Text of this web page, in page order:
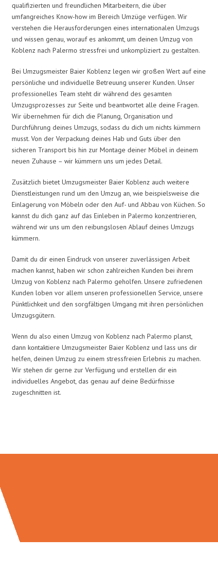
qualifizierten und freundlichen Mitarbeitern, die über
umfangreiches Know-how im Bereich Umzüge verfügen. Wir
verstehen die Herausforderungen eines internationalen Umzugs
und wissen genau, worauf es ankommt, um deinen Umzug von
Koblenz nach Palermo stressfrei und unkompliziert zu gestalten.
Bei Umzugsmeister Baier Koblenz legen wir großen Wert auf eine
persönliche und individuelle Betreuung unserer Kunden. Unser
professionelles Team steht dir während des gesamten
Umzugsprozesses zur Seite und beantwortet alle deine Fragen.
Wir übernehmen für dich die Planung, Organisation und
Durchführung deines Umzugs, sodass du dich um nichts kümmern
musst. Von der Verpackung deines Hab und Guts über den
sicheren Transport bis hin zur Montage deiner Möbel in deinem
neuen Zuhause – wir kümmern uns um jedes Detail.
Zusätzlich bietet Umzugsmeister Baier Koblenz auch weitere
Dienstleistungen rund um den Umzug an, wie beispielsweise die
Einlagerung von Möbeln oder den Auf- und Abbau von Küchen. So
kannst du dich ganz auf das Einleben in Palermo konzentrieren,
während wir uns um den reibungslosen Ablauf deines Umzugs
kümmern.
Damit du dir einen Eindruck von unserer zuverlässigen Arbeit
machen kannst, haben wir schon zahlreichen Kunden bei ihrem
Umzug von Koblenz nach Palermo geholfen. Unsere zufriedenen
Kunden loben vor allem unseren professionellen Service, unsere
Pünktlichkeit und den sorgfältigen Umgang mit ihren persönlichen
Umzugsgütern.
Wenn du also einen Umzug von Koblenz nach Palermo planst,
dann kontaktiere Umzugsmeister Baier Koblenz und lass uns dir
helfen, deinen Umzug zu einem stressfreien Erlebnis zu machen.
Wir stehen dir gerne zur Verfügung und erstellen dir ein
individuelles Angebot, das genau auf deine Bedürfnisse
zugeschnitten ist.